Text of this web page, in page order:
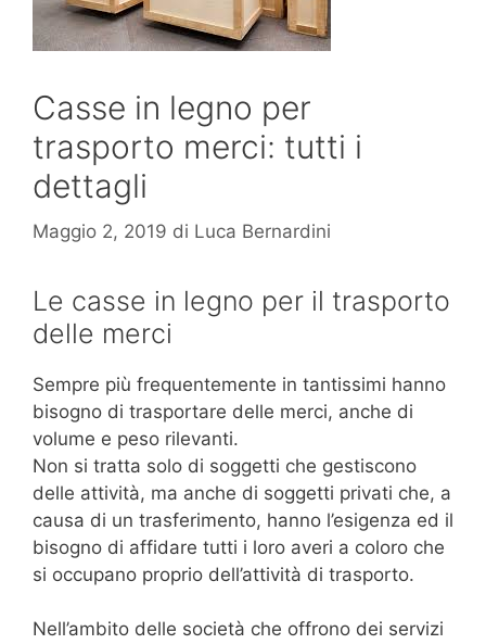
Casse in legno per
trasporto merci: tutti i
dettagli
Maggio 2, 2019 di Luca Bernardini
Le casse in legno per il trasporto
delle merci
Sempre più frequentemente in tantissimi hanno
bisogno di trasportare delle merci, anche di
volume e peso rilevanti.
Non si tratta solo di soggetti che gestiscono
delle attività, ma anche di soggetti privati che, a
causa di un trasferimento, hanno l’esigenza ed il
bisogno di affidare tutti i loro averi a coloro che
si occupano proprio dell’attività di trasporto.
Nell’ambito delle società che offrono dei servizi